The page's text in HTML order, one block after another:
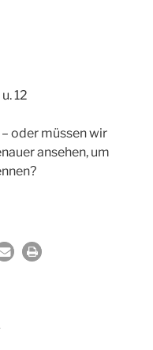
12
oder müssen wir
ansehen, um